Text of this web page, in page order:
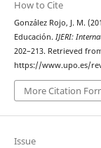
How to Cite
González Rojo, J. M.
Educación. IJERI:
202–213. Retrieved
https://www.upo.es/
More Citation
Issue